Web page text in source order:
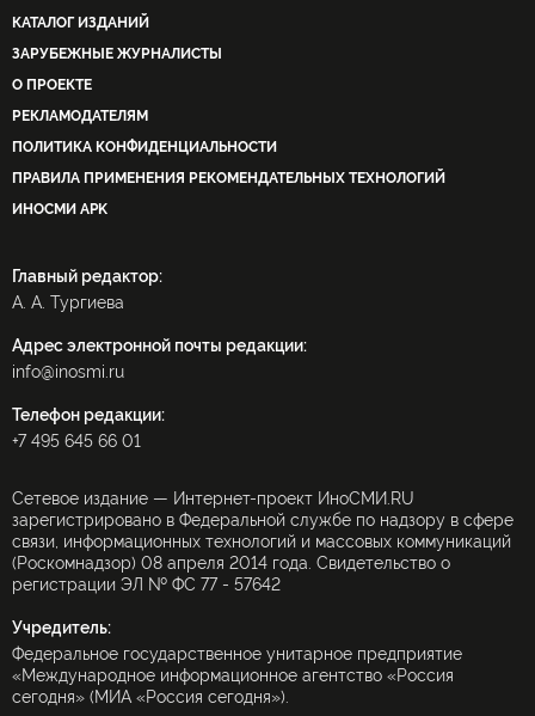
КАТАЛОГ ИЗДАНИЙ
ЗАРУБЕЖНЫЕ ЖУРНАЛИСТЫ
О ПРОЕКТЕ
РЕКЛАМОДАТЕЛЯМ
ПОЛИТИКА КОНФИДЕНЦИАЛЬНОСТИ
ПРАВИЛА ПРИМЕНЕНИЯ РЕКОМЕНДАТЕЛЬНЫХ ТЕХНОЛОГИЙ
ИНОСМИ APK
Главный редактор:
А. А. Тургиева
Адрес электронной почты редакции:
info@inosmi.ru
Телефон редакции:
+7 495 645 66 01
Сетевое издание — Интернет-проект ИноСМИ.RU
зарегистрировано в Федеральной службе по надзору в сфере
связи, информационных технологий и массовых коммуникаций
(Роскомнадзор) 08 апреля 2014 года. Свидетельство о
регистрации ЭЛ № ФС 77 - 57642
Учредитель:
Федеральное государственное унитарное предприятие
«Международное информационное агентство «Россия
сегодня» (МИА «Россия сегодня»).